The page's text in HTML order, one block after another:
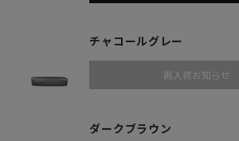
チャコールグレー
再入荷お知らせ
ダークブラウン